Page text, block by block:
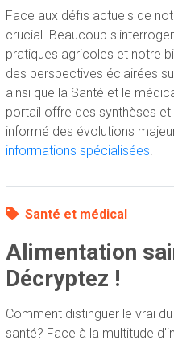
Face aux défis actuels de
crucial. Beaucoup
pratiques agricoles et notre
des perspectives éclairées
ainsi que la Santé et le
portail offre des synthèses
informé des évolutions
informations spécialisées.
Santé et médical
Alimentation
Décryptez !
Comment distinguer le vrai
santé? Face à la multitude